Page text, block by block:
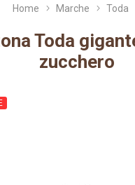
Home Marche Toda
Toda
zucchero